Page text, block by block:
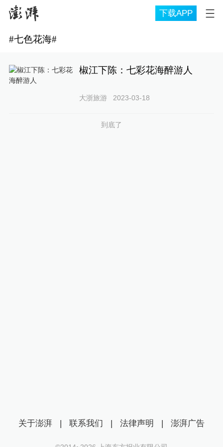
下载APP
#七色花海#
椒江下陈：七彩花海醉游人
大浙旅游 2023-03-18
到底了
关于澎湃 | 联系我们 | 法律声明 | 澎湃广告